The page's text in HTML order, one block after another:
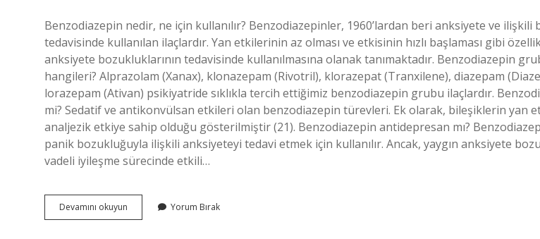
Benzodiazepin nedir, ne için kullanılır? Benzodiazepinler, 1960’lardan beri anksiyete ve ilişkili
tedavisinde kullanılan ilaçlardır. Yan etkilerinin az olması ve etkisinin hızlı başlaması gibi
anksiyete bozukluklarının tedavisinde kullanılmasına olanak tanımaktadır. Benzodiazepin
hangileri? Alprazolam (Xanax), klonazepam (Rivotril), klorazepat (Tranxilene), diazepam
lorazepam (Ativan) psikiyatride sıklıkla tercih ettiğimiz benzodiazepin grubu ilaçlardır.
mi? Sedatif ve antikonvülsan etkileri olan benzodiazepin türevleri. Ek olarak, bileşiklerin yan
analjezik etkiye sahip olduğu gösterilmiştir (21). Benzodiazepin antidepresan mı?
panik bozukluğuyla ilişkili anksiyeteyi tedavi etmek için kullanılır. Ancak, yaygın anksiyete
vadeli iyileşme sürecinde etkili…
Devamını okuyun Benzodiazepinler
Nedir
Yorum Bırak